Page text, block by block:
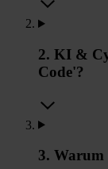
2. KI &
Code'?
3.